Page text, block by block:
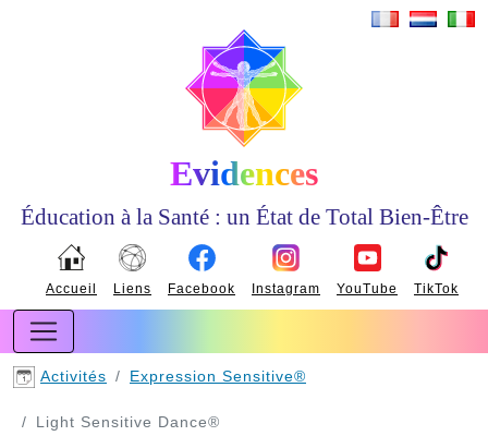
Evidences
Éducation à la Santé : un État de Total Bien-Être
TikTok
YouTube
Instagram
Facebook
Liens
Accueil
Activités Expression Sensitive®
Light Sensitive Dance®